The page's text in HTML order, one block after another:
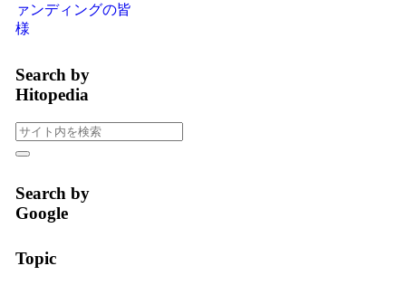
ァンディングの皆
様
Search by
Hitopedia
Search by
Google
Topic